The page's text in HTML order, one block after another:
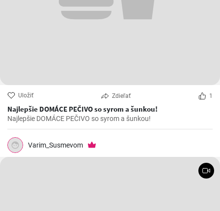
Uložiť Zdieľať 1
Najlepšie DOMÁCE PEČIVO so syrom a šunkou!
Najlepšie DOMÁCE PEČIVO so syrom a šunkou!
Varim_Susmevom